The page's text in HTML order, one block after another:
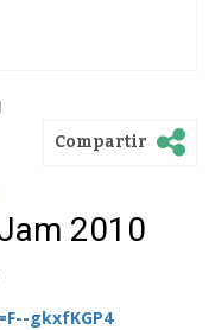
Compartir
2010
gkxfKGP4